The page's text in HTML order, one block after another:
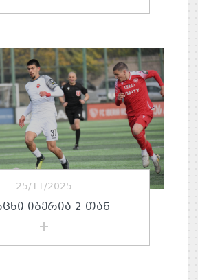
25/11/2025
ᲘᲑᲔᲠᲘᲐ 2-ᲗᲐᲜ